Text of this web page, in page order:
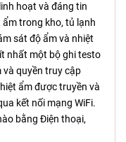
hoạt và đáng tin
trong kho, tủ lạnh
sát độ ẩm và nhiệt
nhất một bộ ghi testo
và quyền truy cập
ẩm được truyền và
kết nối mạng WiFi.
bằng Điện thoại,